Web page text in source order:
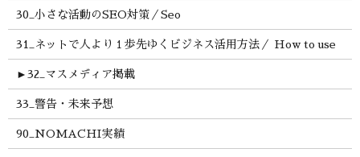
30_小さな活動のSEO対策／Seo
31_ネットで人より１歩先ゆくビジネス活用方法／ How to use
► 32_マスメディア掲載
33_警告・未来予想
90_NOMACHI実績